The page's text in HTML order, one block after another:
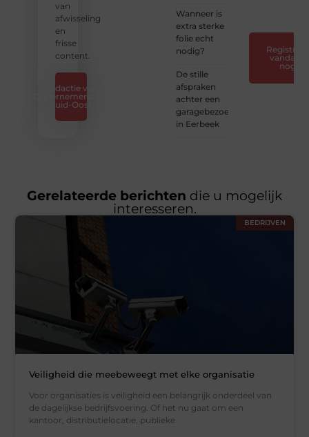
van
afwisseling
en
frisse
content.
Redactie van
Ondernemershuis
Zuid-Oost
Wanneer is
extra sterke
folie echt
nodig?
De stille
afspraken
achter een
garagebezoek
in Eerbeek
Registreer
vandaag
nog
Gerelateerde berichten die u mogelijk
interesseren.
BEDRIJVEN
Veiligheid die meebeweegt met elke organisatie
Voor organisaties is veiligheid een belangrijk onderdeel van
de dagelijkse bedrijfsvoering. Of het nu gaat om een
kantoor, distributielocatie, publieke